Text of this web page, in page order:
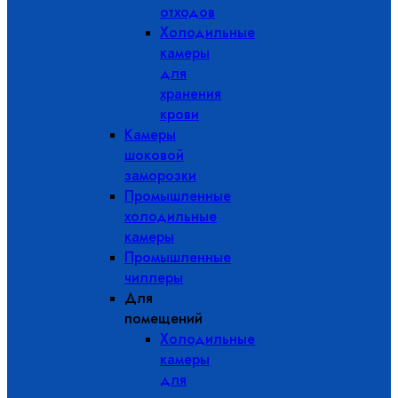
отходов
Холодильные
камеры
для
хранения
крови
Камеры
шоковой
заморозки
Промышленные
холодильные
камеры
Промышленные
чиллеры
Для
помещений
Холодильные
камеры
для